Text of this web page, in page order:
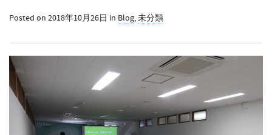
Posted on 2018年10月26日 in Blog,未分類